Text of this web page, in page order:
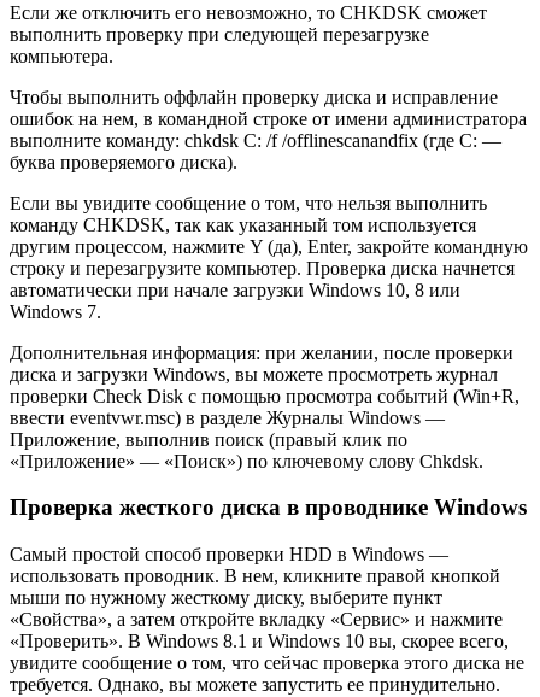
Если же отключить его невозможно, то CHKDSK сможет
выполнить проверку при следующей перезагрузке
компьютера.
Чтобы выполнить оффлайн проверку диска и исправление
ошибок на нем, в командной строке от имени администратора
выполните команду: chkdsk C: /f /offlinescanandfix (где C: —
буква проверяемого диска).
Если вы увидите сообщение о том, что нельзя выполнить
команду CHKDSK, так как указанный том используется
другим процессом, нажмите Y (да), Enter, закройте командную
строку и перезагрузите компьютер. Проверка диска начнется
автоматически при начале загрузки Windows 10, 8 или
Windows 7.
Дополнительная информация: при желании, после проверки
диска и загрузки Windows, вы можете просмотреть журнал
проверки Check Disk с помощью просмотра событий (Win+R,
ввести eventvwr.msc) в разделе Журналы Windows —
Приложение, выполнив поиск (правый клик по
«Приложение» — «Поиск») по ключевому слову Chkdsk.
Проверка жесткого диска в проводнике Windows
Самый простой способ проверки HDD в Windows —
использовать проводник. В нем, кликните правой кнопкой
мыши по нужному жесткому диску, выберите пункт
«Свойства», а затем откройте вкладку «Сервис» и нажмите
«Проверить». В Windows 8.1 и Windows 10 вы, скорее всего,
увидите сообщение о том, что сейчас проверка этого диска не
требуется. Однако, вы можете запустить ее принудительно.